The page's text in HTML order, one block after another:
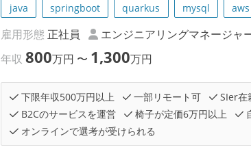
java springboot quarkus mysql aws
雇用形態 正社員 エンジニアリングマネージャ
年収800万円 〜 1,300万円
下限年収500万円以上 一部リモート可 SIer在
B2Cのサービスを運営
椅子が定価6万円以上
オンラインで選考が受けられる